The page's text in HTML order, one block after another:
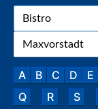
A B C D E
Q
R S